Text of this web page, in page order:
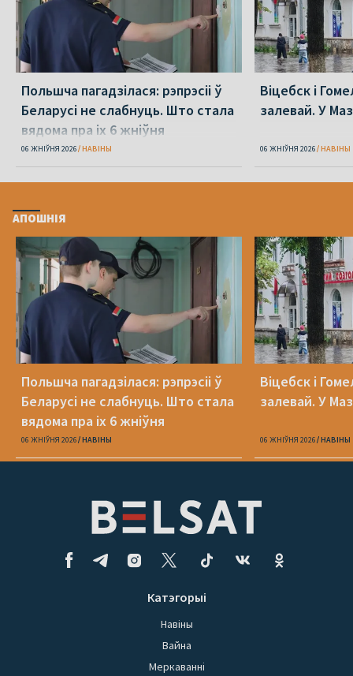
Польшча пагадзілася: рэпрэсіі ў
Беларусі не слабнуць. Што стала
вядома пра іх 6 жніўня
06 ЖНІЎНЯ 2026 НАВІНЫ
Віцебск і
залевай. У
06 ЖНІЎНЯ 2026 НАВІНЫ
АПОШНІЯ
Польшча пагадзілася: рэпрэсіі ў
Беларусі не слабнуць. Што стала
вядома пра іх 6 жніўня
06 ЖНІЎНЯ 2026 НАВІНЫ
Віцебск і
залевай. У
06 ЖНІЎНЯ 2026 НАВІНЫ
Катэгорыі
Навіны
Вайна
Меркаванні